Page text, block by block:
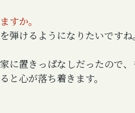
すか。
弾けるようになりたいですね。
に置きっぱなしだったので、
と心が落ち着きます。